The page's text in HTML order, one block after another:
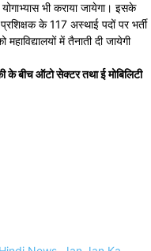
भी कराया जायेगा। इसके
के 117 अस्थाई पदों पर भर्ती
में तैनाती दी जायेगी
के बीच ऑटो सेक्टर तथा ई मोबिलिटी